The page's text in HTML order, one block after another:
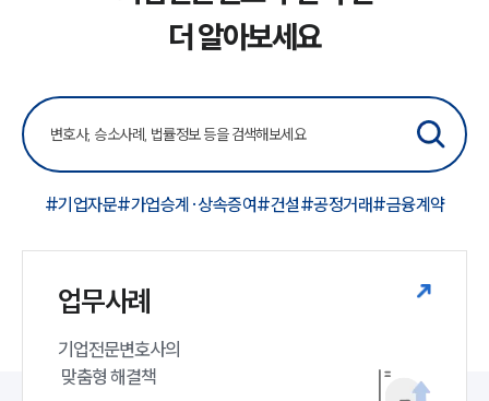
더 알아보세요
#기업자문#가업승계·상속증여#건설#공정거래#금융계약
업무사례
기업전문변호사의
맞춤형 해결책